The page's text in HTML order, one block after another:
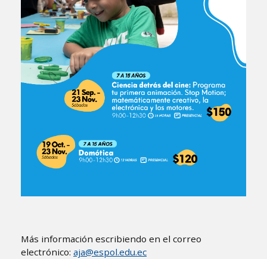
Más información escribiendo en el correo
electrónico: aja@espol.edu.ec